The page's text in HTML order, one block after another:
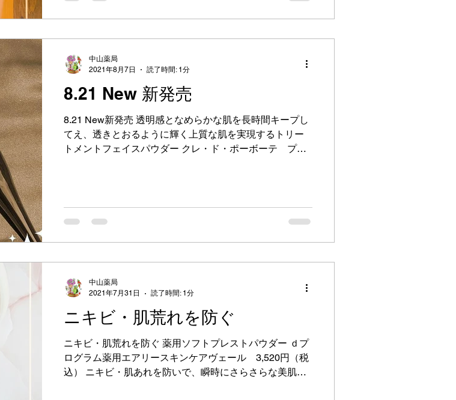
8.21 New 新発売
8.21 New新発売 透明感となめらかな肌を長時間キープし
てえ、透きとおるように輝く上質な肌を実現するトリー
トメントフェイスパウダー クレ・ド・ポーボーテ プー
中山薬局
2021年8月7日
読了時間: 1分
ニキビ・肌荒れを防ぐ
ニキビ・肌荒れを防ぐ 薬用ソフトプレストパウダー ｄプ
ログラム薬用エアリースキンケアヴェール 3,520円（税
込） ニキビ・肌あれを防いで、瞬時にさらさらな美肌を
中山薬局
2021年7月31日
読了時間: 1分